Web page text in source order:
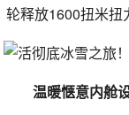
轮释放1600扭米扭
温暖惬意内舱